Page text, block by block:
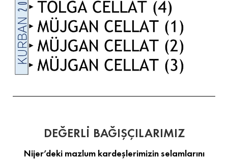
DEĞERLİ BAĞIŞÇILARIMIZ
Nijer’deki mazlum kardeşlerimizin selamlarını